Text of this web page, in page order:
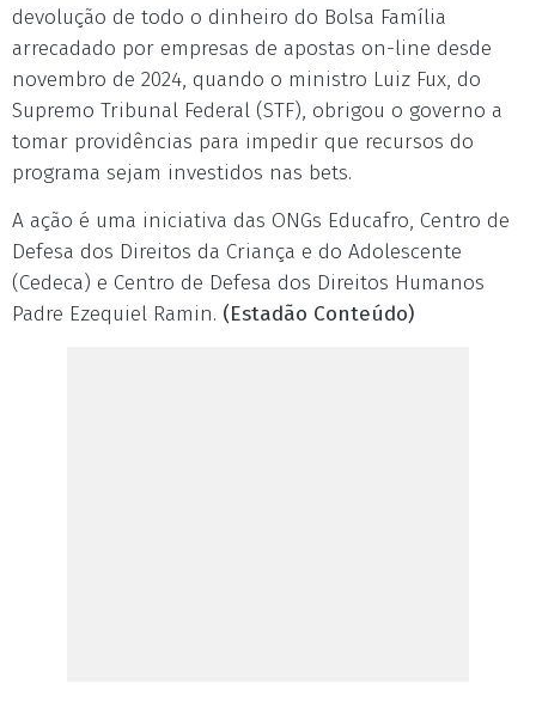
devolução de todo o dinheiro do Bolsa Família
arrecadado por empresas de apostas on-line desde
novembro de 2024, quando o ministro Luiz Fux, do
Supremo Tribunal Federal (STF), obrigou o governo a
tomar providências para impedir que recursos do
programa sejam investidos nas bets.
A ação é uma iniciativa das ONGs Educafro, Centro de
Defesa dos Direitos da Criança e do Adolescente
(Cedeca) e Centro de Defesa dos Direitos Humanos
Padre Ezequiel Ramin. (Estadão Conteúdo)